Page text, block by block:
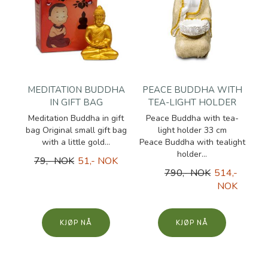
MEDITATION BUDDHA
IN GIFT BAG
Meditation Buddha in gift
bag Original small gift bag
with a little gold...
79,- NOK 51,- NOK
KJØP
PEACE BUDDHA WITH
TEA-LIGHT HOLDER
Peace Buddha with tea-
light holder 33 cm
Peace Buddha with tealight
holder...
790,- NOK 514,-
NOK
KJØP